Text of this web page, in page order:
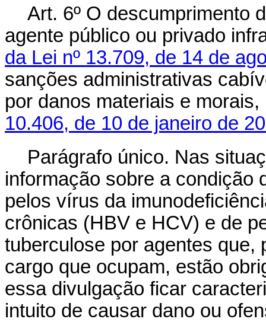
Art. 6º O descumprimento
agente público ou privado
da Lei nº 13.709, de 14 de
sanções administrativas
por danos materiais e
10.406, de 10 de janeiro de
Parágrafo único. Nas
informação sobre a condição
pelos vírus da
crônicas (HBV e HCV) e de
tuberculose por agentes que,
cargo que ocupam, estão
essa divulgação ficar
intuito de causar dano ou